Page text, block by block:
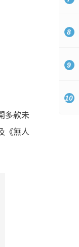
多款未
《無人
8
9
10